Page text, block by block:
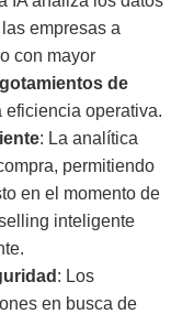
empresas a
con mayor
de
eficiencia operativa.
: La analítica
permitiendo
en el momento de
inteligente
: Los
en busca de